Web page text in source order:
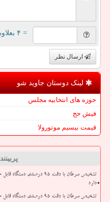
= ۴ بعلاوه ۳
ارسال نظر
لینک دوستان جاوید شو
حوزه های انتخابیه مجلس
فیش حج
قیمت بیسیم موتورولا
تشخیص سرطان با دقت ۹۵
دارد
تشخیص سرطان با دقت ۹۵